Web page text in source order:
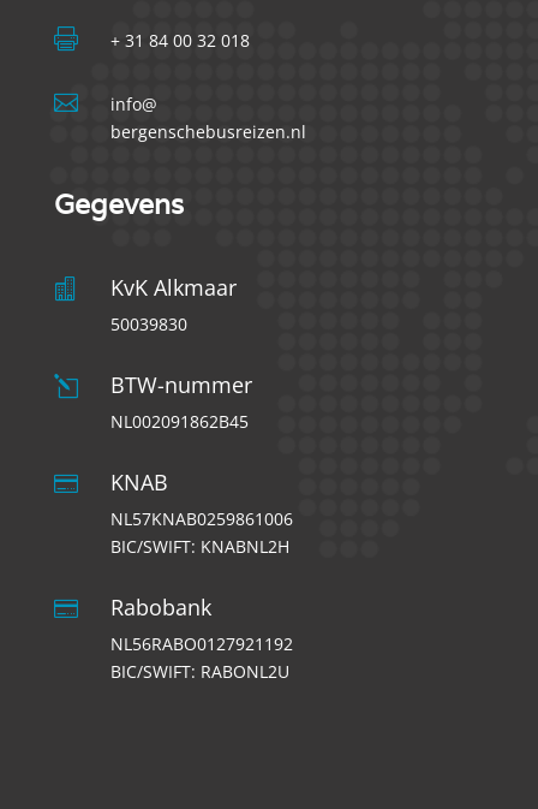
 + 31 84 00 32 018

info@
bergenschebusreizen.nl
Gegevens
 KvK Alkmaar
50039830
l BTW-nummer
NL002091862B45
 KNAB
NL57KNAB0259861006
BIC/SWIFT: KNABNL2H
 Rabobank
NL56RABO0127921192
BIC/SWIFT: RABONL2U